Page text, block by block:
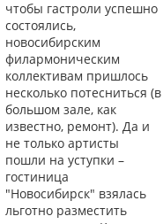
чтобы гастроли успешно
состоялись,
новосибирским
филармоническим
коллективам пришлось
несколько потесниться (в
большом зале, как
известно, ремонт). Да и
не только артисты
пошли на уступки –
гостиница
"Новосибирск" взялась
льготно разместить